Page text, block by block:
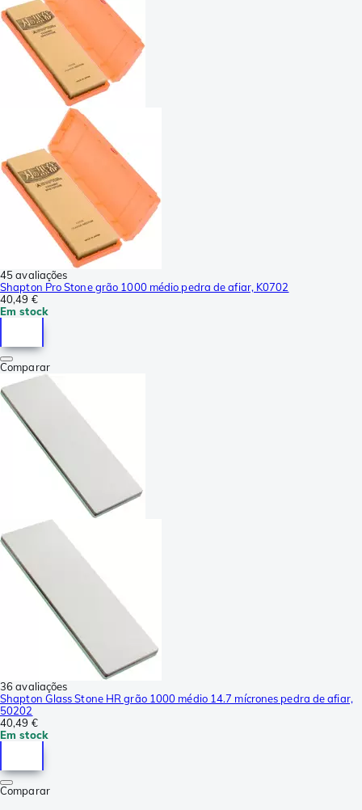
45 avaliações
Shapton Pro Stone grão 1000 médio pedra de afiar, K0702
40,49 €
Em stock
Comparar
36 avaliações
Shapton Glass Stone HR grão 1000 médio 14.7 mícrones pedra de afiar,
50202
40,49 €
Em stock
Comparar